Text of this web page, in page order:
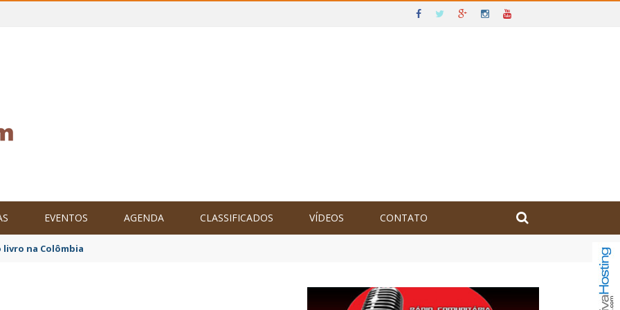
EVENTOS AGENDA CLASSIFICADOS VÍDEOS CONTATO
o Brasil no XXIV Parlamento Internacional de Escritores, na Colômbia